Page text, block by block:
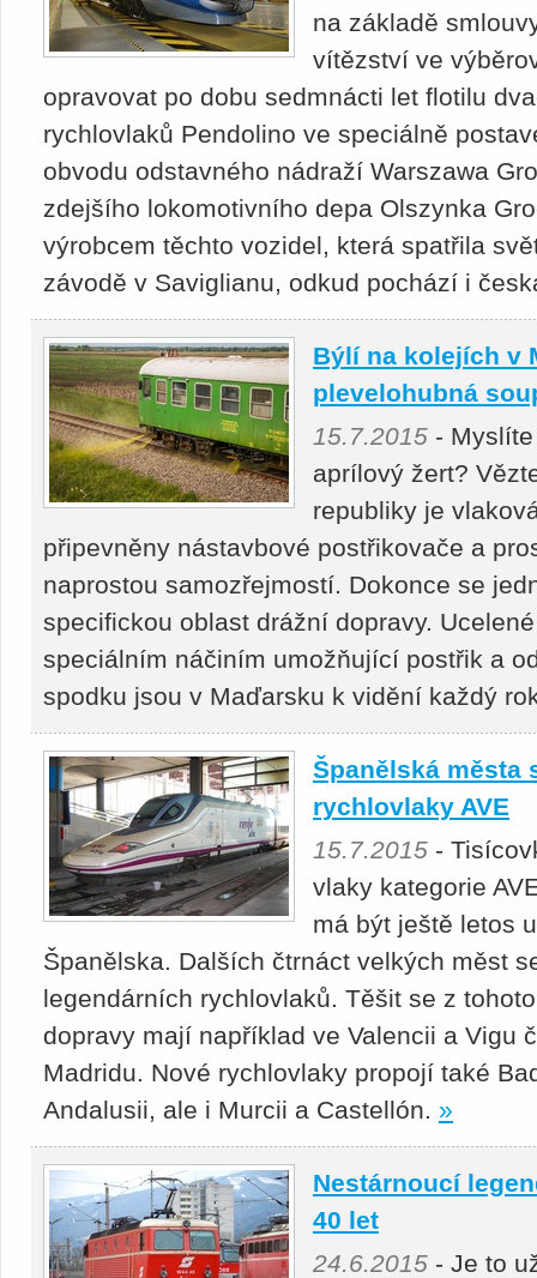
na základě
vítězství ve
opravovat po dobu sedmnácti let flotilu
rychlovlaků Pendolino ve speciálně
obvodu odstavného nádraží Warszawa
zdejšího lokomotivního depa Olszynka
výrobcem těchto vozidel, která spatřila
závodě v Saviglianu, odkud pochází i
Býlí na kolejích v
plevelohubná
15.7.2015 -
aprílový žert?
republiky je
připevněny nástavbové postřikovače a
naprostou samozřejmostí. Dokonce se
specifickou oblast drážní dopravy.
speciálním náčiním umožňující postřik a
spodku jsou v Maďarsku k vidění každý
Španělská města
rychlovlaky AVE
15.7.2015 -
vlaky kategorie
má být ještě letos
Španělska. Dalších čtrnáct velkých měst
legendárních rychlovlaků. Těšit se z
dopravy mají například ve Valencii a Vigu
Madridu. Nové rychlovlaky propojí také
Andalusii, ale i Murcii a Castellón. »
Nestárnoucí
40 let
24.6.2015 - Je to